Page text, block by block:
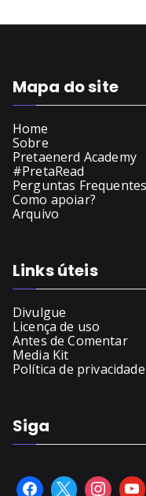
Mapa do site
Home
Sobre
Pretaenerd Academy
#PretaRead
Perguntas Frequentes
Como apoiar?
Arquivo
Links úteis
Divulgue
Licença de uso
Antes de Comentar
Media Kit
Política de privacidade
Siga